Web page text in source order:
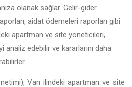
olanak sağlar. Gelir-gider
aidat ödemeleri raporları gibi
apartman ve site yöneticileri,
edebilir ve kararlarını daha
Van ilindeki apartman ve site